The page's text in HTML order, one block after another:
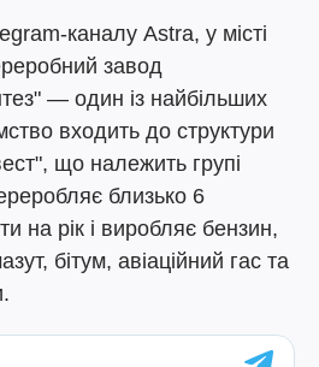
каналу Astra, у місті
завод
— один із найбільших
входить до структури
що належить групі
близько 6
на рік і виробляє бензин,
бітум, авіаційний гас та